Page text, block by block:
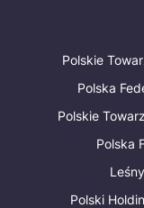
Polskie
Polska
Polskie
Polska
Polski